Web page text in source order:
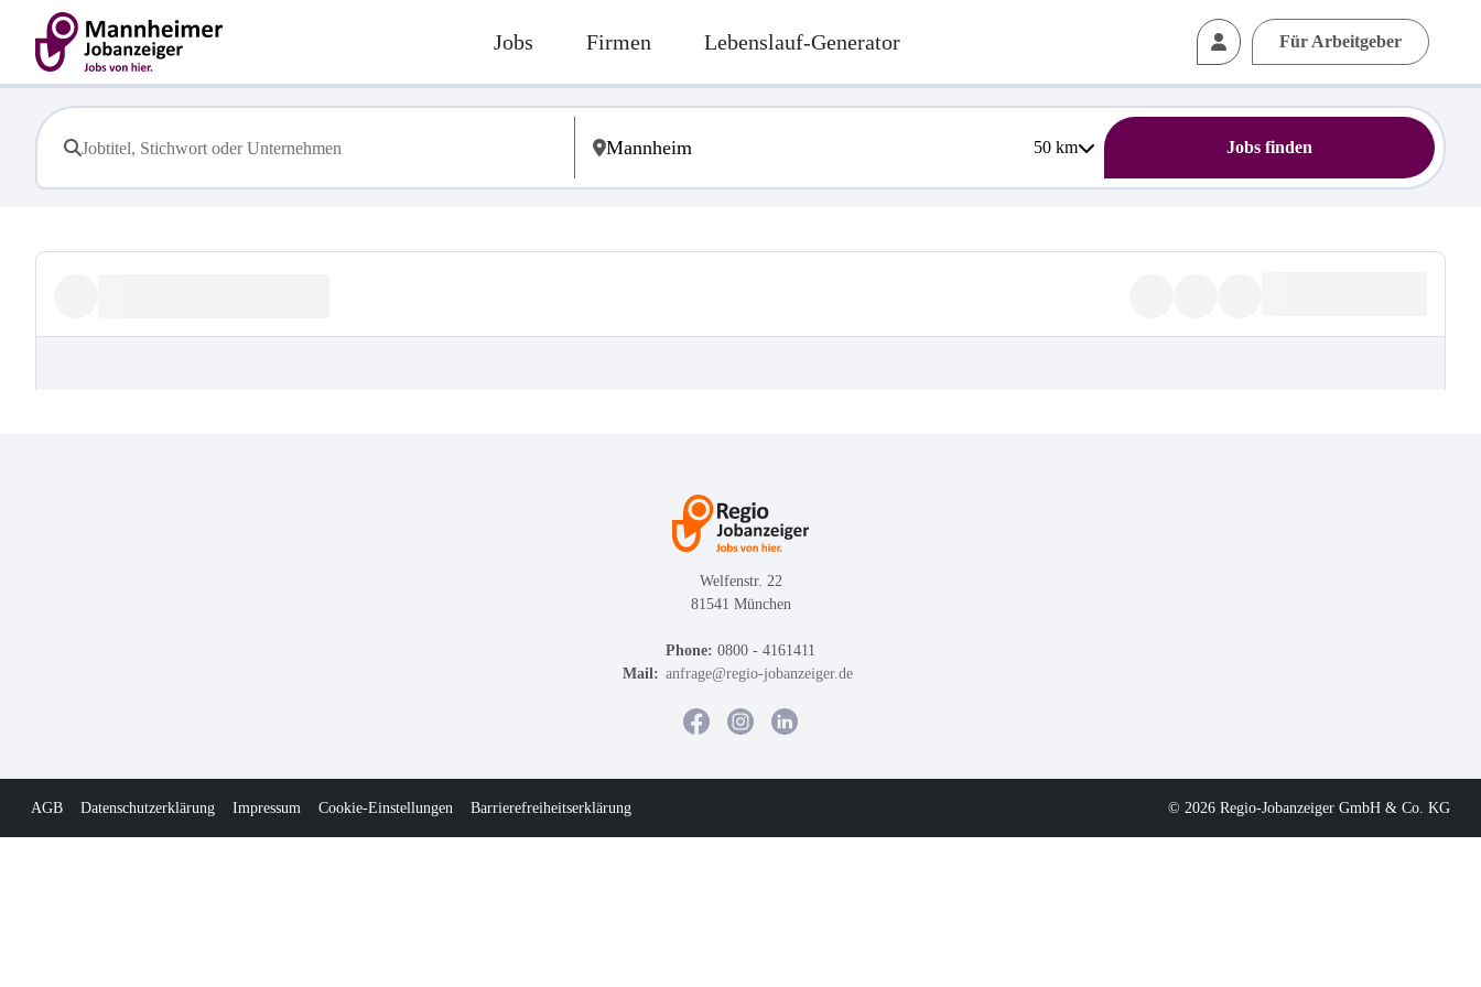
Jobs Firmen Lebenslauf-Generator Für Arbeitgeber
50km Jobs finden
Welfenstr. 22
81541 München
Phone: 0800 - 4161411
Mail: anfrage@regio-jobanzeiger.de
AGB Datenschutzerklärung Impressum Cookie-Einstellungen Barrierefreiheitserklärung © 2026 Regio-Jobanzeiger GmbH & Co. KG